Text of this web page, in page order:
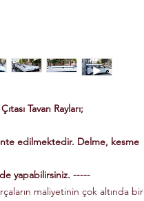
Tavan Rayları;
edilmektedir. Delme, kesme
yapabilirsiniz. -----
maliyetinin çok altında bir